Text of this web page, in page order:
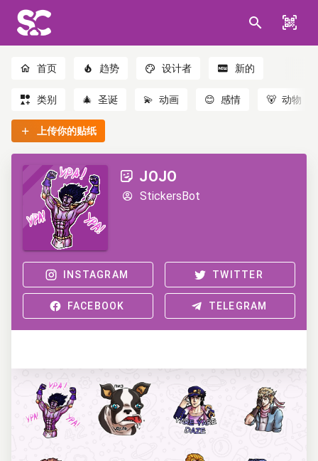
首页 趋势 设计者 新的
类别 🎄 圣诞 💫 动画 😊 感情 🐻 动物
上传你的贴纸
JOJO
StickersBot
INSTAGRAM TWITTER
FACEBOOK TELEGRAM